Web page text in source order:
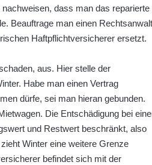
dass man das reparierte
Beauftrage man einen Rechtsanwalt
Haftpflichtversicherer ersetzt.
aus. Hier stelle der
Habe man einen Vertrag
dürfe, sei man hieran gebunden.
Die Entschädigung bei
und Restwert beschränkt, also
Winter eine weitere Grenze
befindet sich mit der